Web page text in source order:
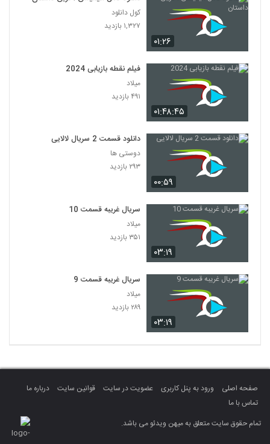
۰۱:۲۶
کول دانلود
۱,۳۲۷ بازدید
۰۱:۴۸:۴۵
فیلم نقطه بازیابی 2024
میلاد
۴۹۱ بازدید
۰۰:۵۹
دانلود قسمت 2 سریال لالایی
دوستی ها
۲۹۳ بازدید
۰۳:۱۹
سریال غریبه قسمت 10
میلاد
۳۵۱ بازدید
۰۳:۱۹
سریال غریبه قسمت 9
میلاد
۲۸۹ بازدید
صفحه اصلی ورود به پنل کاربری عضویت در سایت قوانین سایت
درباره ما
تماس با ما
تمام حقوق سایت متعلق به میهن ویدئو می باشد.